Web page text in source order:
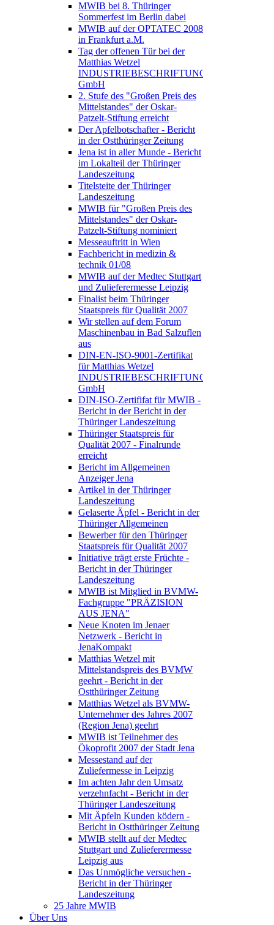
MWIB bei 8. Thüringer
Sommerfest im Berlin dabei
MWIB auf der OPTATEC 2008
in Frankfurt a.M.
Tag der offenen Tür bei der
Matthias Wetzel
INDUSTRIEBESCHRIFTUNGEN
GmbH
2. Stufe des "Großen Preis des
Mittelstandes" der Oskar-
Patzelt-Stiftung erreicht
Der Apfelbotschafter - Bericht
in der Ostthüringer Zeitung
Jena ist in aller Munde - Bericht
im Lokalteil der Thüringer
Landeszeitung
Titelsteite der Thüringer
Landeszeitung
MWIB für "Großen Preis des
Mittelstandes" der Oskar-
Patzelt-Stiftung nominiert
Messeauftritt in Wien
Fachbericht in medizin &
technik 01/08
MWIB auf der Medtec Stuttgart
und Zulieferermesse Leipzig
Finalist beim Thüringer
Staatspreis für Qualität 2007
Wir stellen auf dem Forum
Maschinenbau in Bad Salzuflen
aus
DIN-EN-ISO-9001-Zertifikat
für Matthias Wetzel
INDUSTRIEBESCHRIFTUNGEN
GmbH
DIN-ISO-Zertififat für MWIB -
Bericht in der Bericht in der
Thüringer Landeszeitung
Thüringer Staatspreis für
Qualität 2007 - Finalrunde
erreicht
Bericht im Allgemeinen
Anzeiger Jena
Artikel in der Thüringer
Landeszeitung
Gelaserte Äpfel - Bericht in der
Thüringer Allgemeinen
Bewerber für den Thüringer
Staatspreis für Qualität 2007
Initiative trägt erste Früchte -
Bericht in der Thüringer
Landeszeitung
MWIB ist Mitglied in BVMW-
Fachgruppe "PRÄZISION
AUS JENA"
Neue Knoten im Jenaer
Netzwerk - Bericht in
JenaKompakt
Matthias Wetzel mit
Mittelstandspreis des BVMW
geehrt - Bericht in der
Ostthüringer Zeitung
Matthias Wetzel als BVMW-
Unternehmer des Jahres 2007
(Region Jena) geehrt
MWIB ist Teilnehmer des
Ökoprofit 2007 der Stadt Jena
Messestand auf der
Zuliefermesse in Leipzig
Im achten Jahr den Umsatz
verzehnfacht - Bericht in der
Thüringer Landeszeitung
Mit Äpfeln Kunden ködern -
Bericht in Ostthüringer Zeitung
MWIB stellt auf der Medtec
Stuttgart und Zulieferermesse
Leipzig aus
Das Unmögliche versuchen -
Bericht in der Thüringer
Landeszeitung
25 Jahre MWIB
Über Uns